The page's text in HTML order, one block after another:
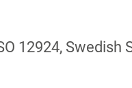
12924, Swedish